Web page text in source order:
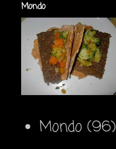
Mondo
Mondo (96)